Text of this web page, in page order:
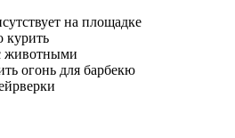
на площадке
курить
животными
огонь для барбекю